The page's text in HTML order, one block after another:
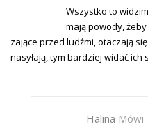
Wszystko to
mają powody,
zające przed ludźmi, otaczają
nasyłają, tym bardziej widać ich
Halina Mówi